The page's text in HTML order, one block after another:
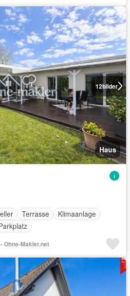
12bilder
Haus
Terrasse
Klimaanlage
Ohne-Makler.net